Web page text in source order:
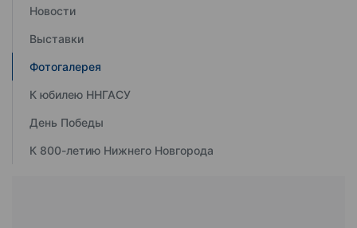
Новости
Выставки
Фотогалерея
К юбилею ННГАСУ
День Победы
К 800-летию Нижнего Новгорода